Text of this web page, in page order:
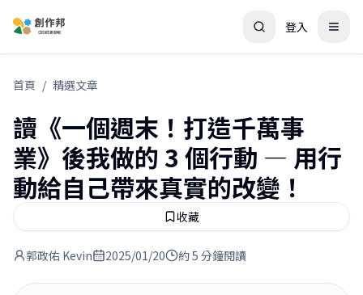
登入
首頁 / 精選文章
讀《一個週末！打造千萬事
業》後我做的 3 個行動 — 用行
動給自己帶來真實的改變！
收藏
郭政佑 Kevin 2025/01/20 約 5 分鐘閱讀